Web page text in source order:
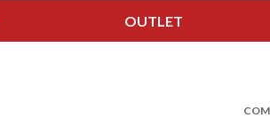
OUTLET